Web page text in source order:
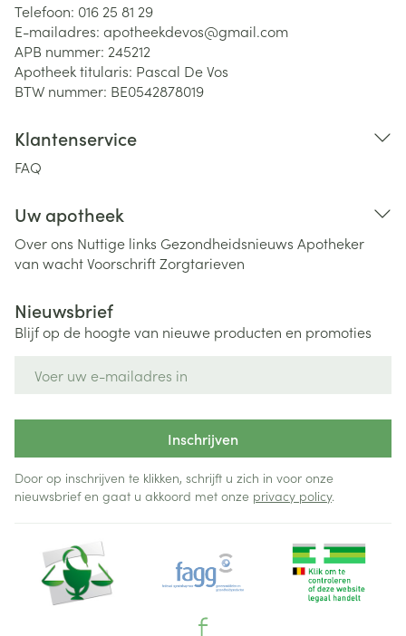
Telefoon: 016 25 81 29
E-mailadres: apotheekdevos@gmail.com
APB nummer: 245212
Apotheek titularis: Pascal De Vos
BTW nummer: BE0542878019
Klantenservice
FAQ
Uw apotheek
Over ons Nuttige links Gezondheidsnieuws Apotheker
van wachtVoorschriftZorgtarieven
Nieuwsbrief
Blijf op de hoogte van nieuwe producten en promoties
Inschrijven
Door op inschrijven te klikken, schrijft u zich in voor onze
nieuwsbrief en gaat u akkoord met onze privacy policy.